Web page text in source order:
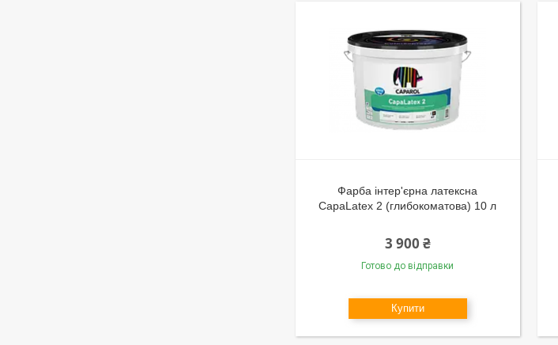
Фарба інтер'єрна латексна
CapaLatex 2 (глибокоматова) 10 л
3 900 ₴
Готово до відправки
Купити